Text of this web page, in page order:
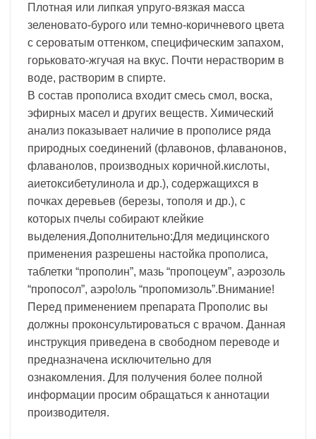
Плотная или липкая упруго-вязкая масса
зеленовато-бурого или темно-коричневого цвета
с сероватым оттенком, специфическим запахом,
горьковато-жгучая на вкус. Почти нерастворим в
воде, растворим в спирте.
В состав прополиса входит смесь смол, воска,
эфирных масел и других веществ. Химический
анализ показывает наличие в прополисе ряда
природных соединений (флавонов, флаванонов,
флаванолов, производных коричной.кислоты,
аиетоксибетулинола и др.), содержащихся в
почках деревьев (березы, тополя и др.), с
которых пчелы собирают клейкие
выделения.Дополнительно:Для медицинского
применения разрешены настойка прополиса,
таблетки “прополин”, мазь “пропоцеум”, аэрозоль
“пропосол”, аэро!оль “пропомизоль”.Внимание!
Перед применением препарата Прополис вы
должны проконсультироваться с врачом. Данная
инструкция приведена в свободном переводе и
предназначена исключительно для
ознакомления. Для получения более полной
информации просим обращаться к аннотации
производителя.